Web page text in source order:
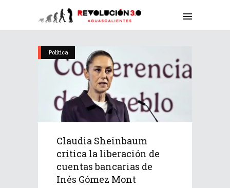
Política
Claudia Sheinbaum
critica la liberación de
cuentas bancarias de
Inés Gómez Mont